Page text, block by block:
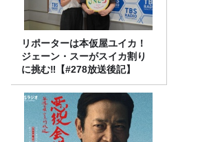
リポーターは本仮屋ユイカ！
ジェーン・スーがスイカ割り
に挑む‼【#278放送後記】